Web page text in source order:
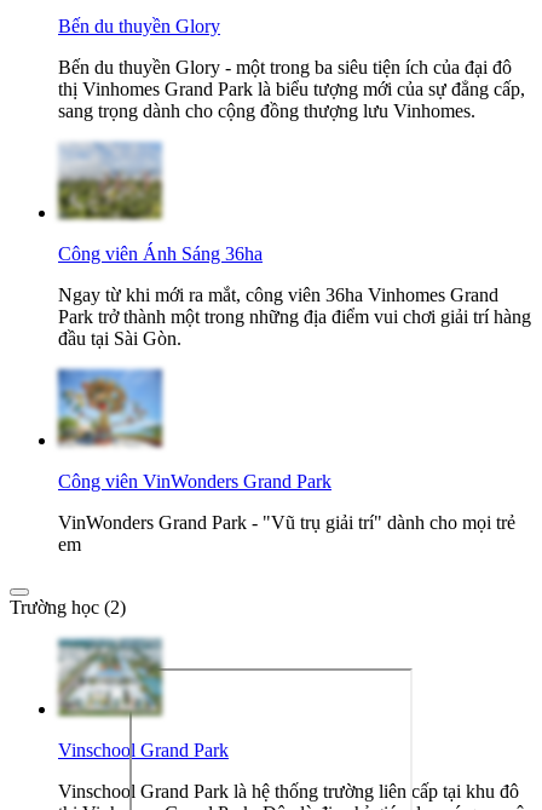
Bến du thuyền Glory
Bến du thuyền Glory - một trong ba siêu tiện ích của đại đô
thị Vinhomes Grand Park là biểu tượng mới của sự đẳng cấp,
sang trọng dành cho cộng đồng thượng lưu Vinhomes.
Công viên Ánh Sáng 36ha
Ngay từ khi mới ra mắt, công viên 36ha Vinhomes Grand
Park trở thành một trong những địa điểm vui chơi giải trí hàng
đầu tại Sài Gòn.
Công viên VinWonders Grand Park
VinWonders Grand Park - "Vũ trụ giải trí" dành cho mọi trẻ
em
Trường học (2)
Vinschool Grand Park
Vinschool Grand Park là hệ thống trường liên cấp tại khu đô